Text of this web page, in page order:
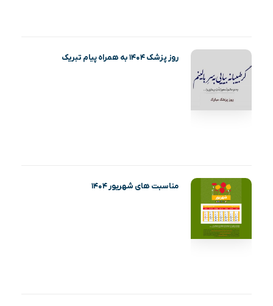
روز پزشک ۱۴۰۴ به همراه پیام تبریک
مناسبت های شهریور ۱۴۰۴